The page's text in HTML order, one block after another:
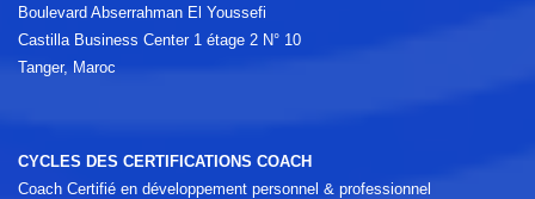
Boulevard Abserrahman El Youssefi
Castilla Business Center 1 étage 2 N° 10
Tanger, Maroc
CYCLES DES CERTIFICATIONS COACH
Coach Certifié en développement personnel & professionnel